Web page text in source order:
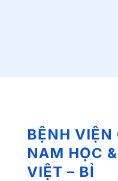
BỆNH VIỆN
NAM HỌC
VIỆT – BỈ